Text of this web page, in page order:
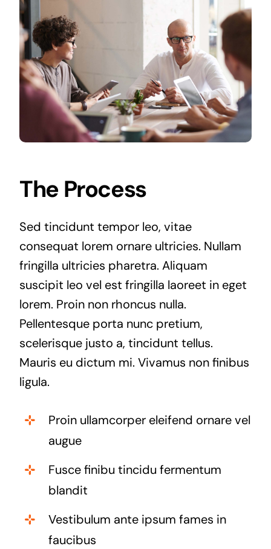
The Process
Sed tincidunt tempor leo, vitae
consequat lorem ornare ultricies. Nullam
fringilla ultricies pharetra. Aliquam
suscipit leo vel est fringilla laoreet in eget
lorem. Proin non rhoncus nulla.
Pellentesque porta nunc pretium,
scelerisque justo a, tincidunt tellus.
Mauris eu dictum mi. Vivamus non finibus
ligula.
Proin ullamcorper eleifend ornare vel
augue
Fusce finibu tincidu fermentum
blandit
Vestibulum ante ipsum fames in
faucibus